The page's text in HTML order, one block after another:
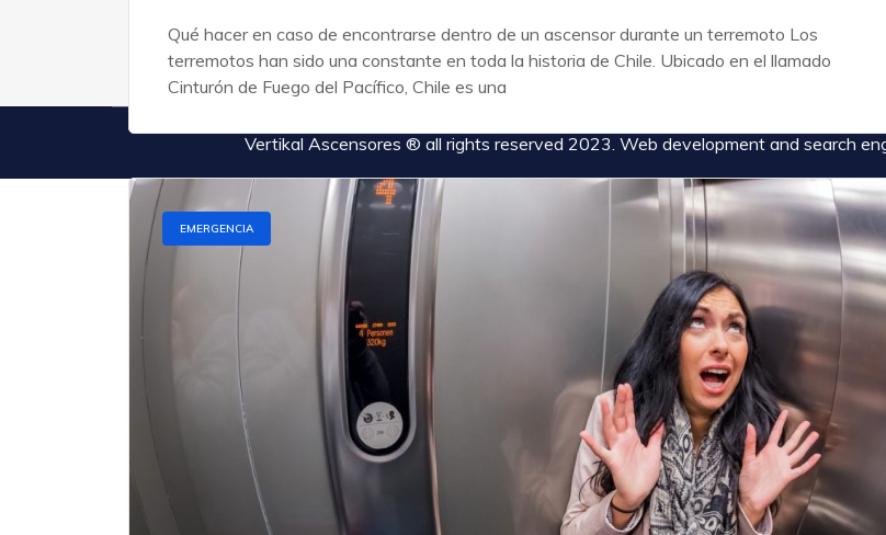
Qué hacer en caso de encontrarse dentro de un ascensor durante un terremoto Los
terremotos han sido una constante en toda la historia de Chile. Ubicado en el llamado
Cinturón de Fuego del Pacífico, Chile es una
EMERGENCIA
Vertikal Ascensores ® all rights reserved 2023. Web development and search